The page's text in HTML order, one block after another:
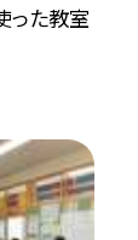
った教室